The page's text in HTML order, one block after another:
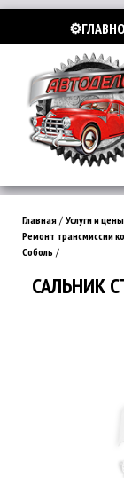
Главная / Услуги и цены
Ремонт трансмиссии
Соболь /
САЛЬНИК